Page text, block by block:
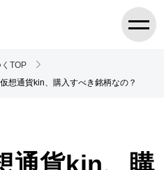
TOP
想通貨kin、購入すべき銘柄なの？
通貨kin、購